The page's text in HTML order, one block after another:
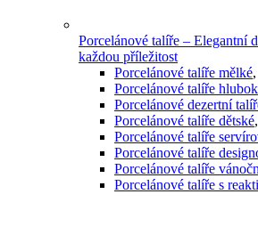
Porcelánové talíře – Elegantní
každou příležitost
Porcelánové talíře mělké,
Porcelánové talíře
Porcelánové dezertní
Porcelánové talíře dětské,
Porcelánové talíře
Porcelánové talíře
Porcelánové talíře
Porcelánové talíře s